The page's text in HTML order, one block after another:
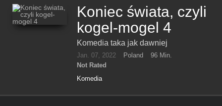
Koniec świata, czyli
kogel-mogel 4
Komedia taka jak dawniej
Jan. 07, 2022 Poland
96 Min.
Not Rated
Komedia